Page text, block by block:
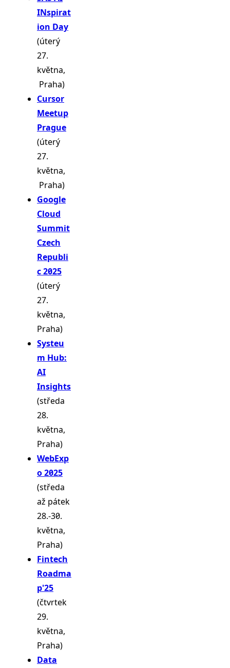
INspirat
ion Day
(úterý
27.
května,
Praha)
Cursor
Meetup
Prague
(úterý
27.
května,
Praha)
Google
Cloud
Summit
Czech
Republi
c 2025
(úterý
27.
května,
Praha)
Systeu
m Hub:
AI
Insights
(středa
28.
května,
Praha)
WebExp
o 2025
(středa
až pátek
28.-30.
května,
Praha)
Fintech
Roadma
p'25
(čtvrtek
29.
května,
Praha)
Data